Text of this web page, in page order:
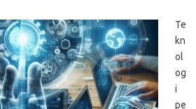
Te
kn
ol
og
i
pe